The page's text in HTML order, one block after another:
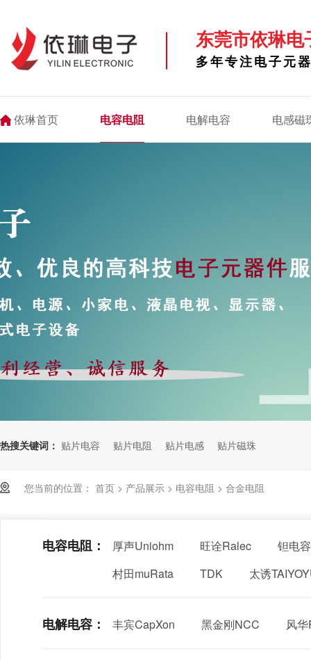
东莞市依琳
多年专注电子元
依琳首页 电容电阻 电解电容 电感磁
热搜关键词： 贴片电容 贴片电阻 贴片电感 贴片磁珠
您当前的位置： 首页 > 产品展示 > 电容电阻 > 合金电阻
电容电阻： 厚声Uniohm 旺诠Ralec
钽电
村田muRata
TDK 太诱
电解电容： 丰宾CapXon 黑金刚NCC 风